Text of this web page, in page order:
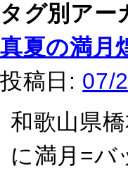
タグ別アー
真夏の満月
投稿日: 07/
和歌山県
に満月=バ